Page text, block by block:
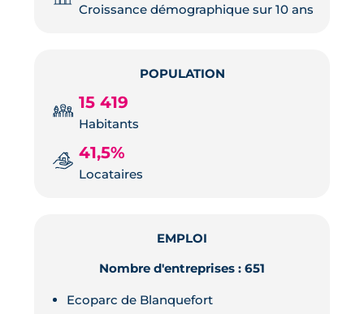
Croissance démographique sur 10 ans
POPULATION
15 419
Habitants
41,5%
Locataires
EMPLOI
Nombre d'entreprises : 651
Ecoparc de Blanquefort